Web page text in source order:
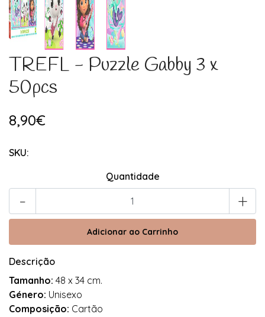
TREFL - Puzzle Gabby 3 x
50pcs
8,90€
SKU:
Quantidade
- +
Descrição
Tamanho: 48 x 34 cm.
Género: Unisexo
Composição: Cartão